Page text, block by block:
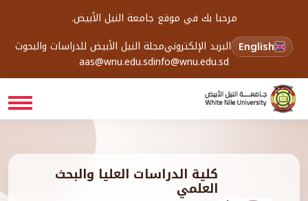
مرحبا بك في موقع جامعة النيل الأبيض.
English البريد الإلكترونيمجلة النيل الأبيض للدراسات والبحوث
info@wnu.edu.sd
aas@wnu.edu.sd
كلية الدراسات العليا والبحث
العلمي